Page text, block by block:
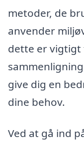
metoder, de
anvender
dette er vigtigt
give dig en
dine behov.
Ved at gå ind